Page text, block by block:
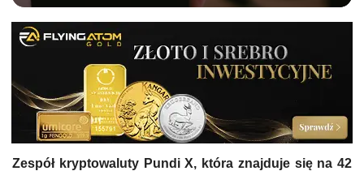
Zespół kryptowaluty Pundi X, która znajduje się na 42